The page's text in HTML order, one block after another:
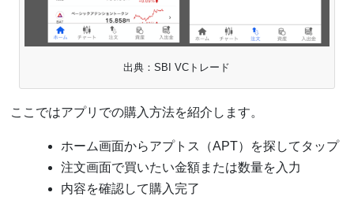
出典：SBI VCトレード
ここではアプリでの購入方法を紹介します。
ホーム画面からアプトス（APT）を探してタップ
注文画面で買いたい金額または数量を入力
内容を確認して購入完了